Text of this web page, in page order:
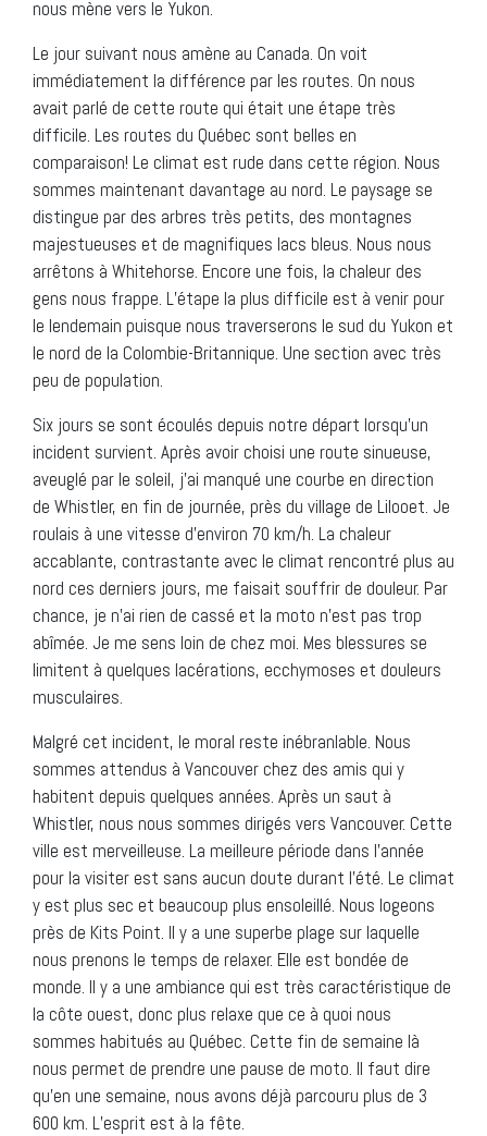
nous mène vers le Yukon.
Le jour suivant nous amène au Canada. On voit
immédiatement la différence par les routes. On nous
avait parlé de cette route qui était une étape très
difficile. Les routes du Québec sont belles en
comparaison! Le climat est rude dans cette région. Nous
sommes maintenant davantage au nord. Le paysage se
distingue par des arbres très petits, des montagnes
majestueuses et de magnifiques lacs bleus. Nous nous
arrêtons à Whitehorse. Encore une fois, la chaleur des
gens nous frappe. L’étape la plus difficile est à venir pour
le lendemain puisque nous traverserons le sud du Yukon et
le nord de la Colombie-Britannique. Une section avec très
peu de population.
Six jours se sont écoulés depuis notre départ lorsqu’un
incident survient. Après avoir choisi une route sinueuse,
aveuglé par le soleil, j’ai manqué une courbe en direction
de Whistler, en fin de journée, près du village de Lilooet. Je
roulais à une vitesse d’environ 70 km/h. La chaleur
accablante, contrastante avec le climat rencontré plus au
nord ces derniers jours, me faisait souffrir de douleur. Par
chance, je n’ai rien de cassé et la moto n’est pas trop
abîmée. Je me sens loin de chez moi. Mes blessures se
limitent à quelques lacérations, ecchymoses et douleurs
musculaires.
Malgré cet incident, le moral reste inébranlable. Nous
sommes attendus à Vancouver chez des amis qui y
habitent depuis quelques années. Après un saut à
Whistler, nous nous sommes dirigés vers Vancouver. Cette
ville est merveilleuse. La meilleure période dans l’année
pour la visiter est sans aucun doute durant l’été. Le climat
y est plus sec et beaucoup plus ensoleillé. Nous logeons
près de Kits Point. Il y a une superbe plage sur laquelle
nous prenons le temps de relaxer. Elle est bondée de
monde. Il y a une ambiance qui est très caractéristique de
la côte ouest, donc plus relaxe que ce à quoi nous
sommes habitués au Québec. Cette fin de semaine là
nous permet de prendre une pause de moto. Il faut dire
qu’en une semaine, nous avons déjà parcouru plus de 3
600 km. L’esprit est à la fête.